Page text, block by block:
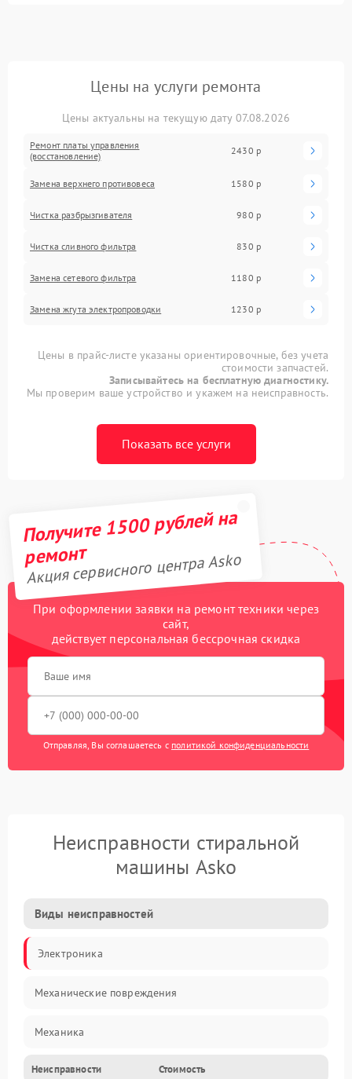
Цены на услуги ремонта
Цены актуальны на текущую дату 07.08.2026
Ремонт платы управления
(восстановление)
2430 р
Замена верхнего противовеса 1580 р
Чистка разбрызгивателя 980 р
Чистка сливного фильтра 830 р
Замена сетевого фильтра 1180 р
Замена жгута электропроводки 1230 р
Цены в прайс-листе указаны ориентировочные, без учета
стоимости запчастей.
Записывайтесь на бесплатную диагностику.
Мы проверим ваше устройство и укажем на неисправность.
Показать все услуги
Получите 1500 рублей на
ремонт
Акция сервисного центра Asko
При оформлении заявки на ремонт техники через
сайт,
действует персональная бессрочная скидка
Отправляя, Вы соглашаетесь с политикой конфиденциальности
Неисправности стиральной
машины Asko
Виды неисправностей
Электроника
Механические повреждения
Механика
Электропитание
Неисправности Стоимость